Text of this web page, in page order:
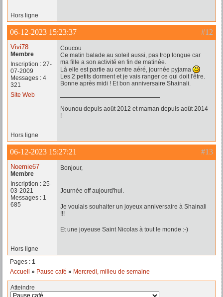
Hors ligne
#12
06-12-2023 15:23:37
Vivi78
Membre
Inscription : 27-
07-2009
Messages : 4
321
Site Web
Coucou
Ce matin balade au soleil aussi, pas trop longue car
ma fille a son activité en fin de matinée.
Là elle est partie au centre aéré, journée pyjama
Les 2 petits dorment et je vais ranger ce qui doit l'être.
Bonne après midi ! Et bon anniversaire Shainali.
Nounou depuis août 2012 et maman depuis août 2014
!
Hors ligne
#13
06-12-2023 15:27:21
Noemie67
Membre
Inscription : 25-
03-2021
Messages : 1
685
Bonjour,
Journée off aujourd'hui.
Je voulais souhaiter un joyeux anniversaire à Shainali
!!!
Et une joyeuse Saint Nicolas à tout le monde :-)
Hors ligne
Pages : 1
Accueil » Pause café » Mercredi, milieu de semaine
Atteindre